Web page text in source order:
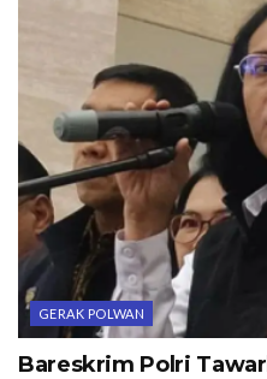
GERAK POLWAN
Bareskrim Polri